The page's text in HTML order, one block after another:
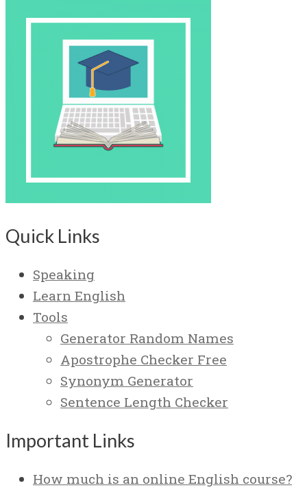
Quick Links
Speaking
Learn English
Tools
Generator Random Names
Apostrophe Checker Free
Synonym Generator
Sentence Length Checker
Important Links
How much is an online English course?